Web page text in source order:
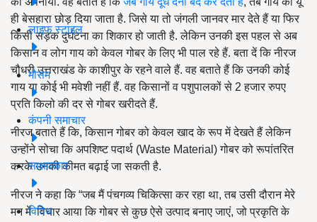
लाइफ स्टाइल
मौसम
कंपनी समाचार
साक्षात्कार
विविध
ही बेसहारा छोड़ दिया जाता है. जिसे या तो जंगली जानवर मार देते हैं या फिर
किसी सड़क दुर्घटना का शिकार हो जाती है. लेकिन उनकी इस पहल से अब
किसान व लोग गाय को केवल गोबर के लिए भी पाल रहे हैं. बता दें कि नीरज
चौधरी उत्तराखंड के काशीपुर के रहने वाले हैं. वह बताते हैं कि उनकी कोई
गाय या कोई भी मवेशी नहीं हैं. वह किसानों व पशुपालकों से 2 हजार रुपए
प्रति किलो की दर से गोबर खरीदते हैं.
नीरज बताते हैं कि, किसान गोबर को केवल खाद के रूप में देखते हैं लेकिन
उन्होंने सोचा कि अपशिष्ट पदार्थ (Waste Material) गोबर को रूपांतरित
करके उनकी कीमत बढ़ाई जा सकती है.
नीरज ने कहा कि “जब मैं पंचगव्य चिकित्सा कर रहा था, तब उसी दौरान मेरे
मन में विचार आया कि गोबर से कुछ ऐसे उत्पाद बनाए जाएं, जो प्रकृति के